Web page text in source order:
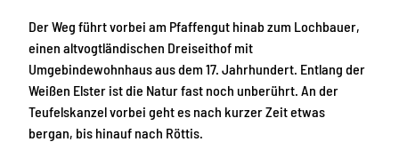
Der Weg führt vorbei am Pfaffengut hinab zum Lochbauer,
einen altvogtländischen Dreiseithof mit
Umgebindewohnhaus aus dem 17. Jahrhundert. Entlang der
Weißen Elster ist die Natur fast noch unberührt. An der
Teufelskanzel vorbei geht es nach kurzer Zeit etwas
bergan, bis hinauf nach Röttis.